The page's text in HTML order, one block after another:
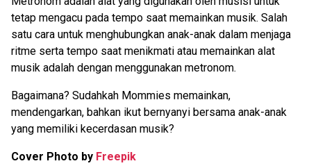
tetap mengacu pada tempo saat memainkan musik. Salah
satu cara untuk menghubungkan anak-anak dalam menjaga
ritme serta tempo saat menikmati atau memainkan alat
musik adalah dengan menggunakan metronom.
Bagaimana? Sudahkah Mommies memainkan,
mendengarkan, bahkan ikut bernyanyi bersama anak-anak
yang memiliki kecerdasan musik?
Cover Photo by Freepik